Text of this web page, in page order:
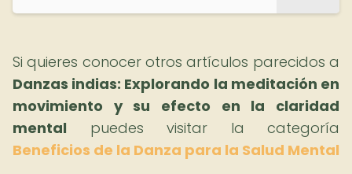
Si quieres conocer otros artículos parecidos a
Danzas indias: Explorando la meditación en
movimiento y su efecto en la claridad
mental puedes visitar la categoría
Beneficios de la Danza para la Salud Mental